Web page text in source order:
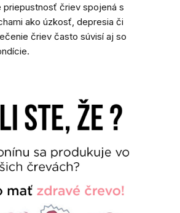
čriev spojená s
ako úzkosť, depresia či
čriev často súvisí aj so